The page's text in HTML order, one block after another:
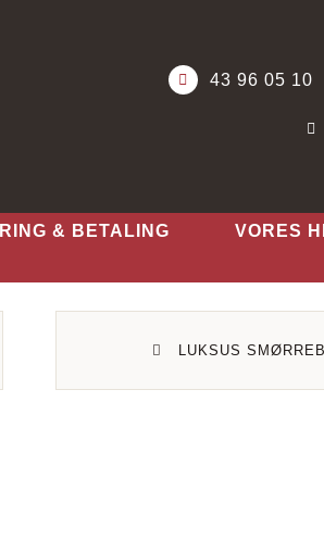
43 96 05 10
& BETALING
VORES
LUKSUS